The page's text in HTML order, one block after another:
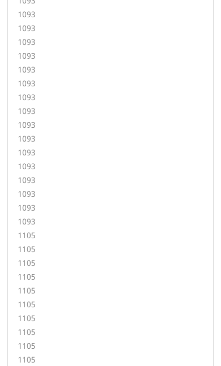
1093
1093
1093
1093
1093
1093
1093
1093
1093
1093
1093
1093
1093
1093
1093
1093
1105
1105
1105
1105
1105
1105
1105
1105
1105
1105